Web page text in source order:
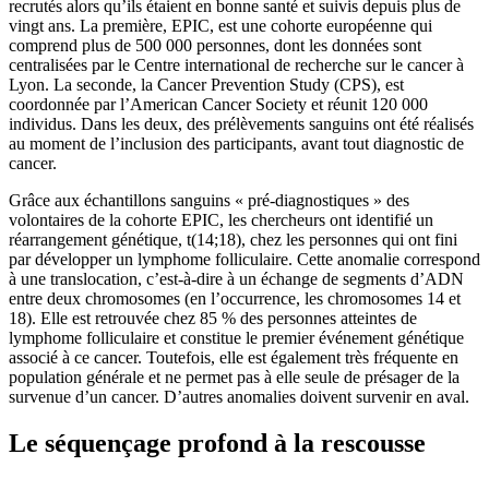
recrutés alors qu’ils étaient en bonne santé et suivis depuis plus de
vingt ans. La première, EPIC, est une cohorte européenne qui
comprend plus de 500 000 personnes, dont les données sont
centralisées par le Centre international de recherche sur le cancer à
Lyon. La seconde, la Cancer Prevention Study (CPS), est
coordonnée par l’American Cancer Society et réunit 120 000
individus. Dans les deux, des prélèvements sanguins ont été réalisés
au moment de l’inclusion des participants, avant tout diagnostic de
cancer.
Grâce aux échantillons sanguins « pré-diagnostiques » des
volontaires de la cohorte EPIC, les chercheurs ont identifié un
réarrangement génétique, t(14;18), chez les personnes qui ont fini
par développer un lymphome folliculaire. Cette anomalie correspond
à une translocation, c’est-à-dire à un échange de segments d’ADN
entre deux chromosomes (en l’occurrence, les chromosomes 14 et
18). Elle est retrouvée chez 85 % des personnes atteintes de
lymphome folliculaire et constitue le premier événement génétique
associé à ce cancer. Toutefois, elle est également très fréquente en
population générale et ne permet pas à elle seule de présager de la
survenue d’un cancer. D’autres anomalies doivent survenir en aval.
Le séquençage profond à la rescousse